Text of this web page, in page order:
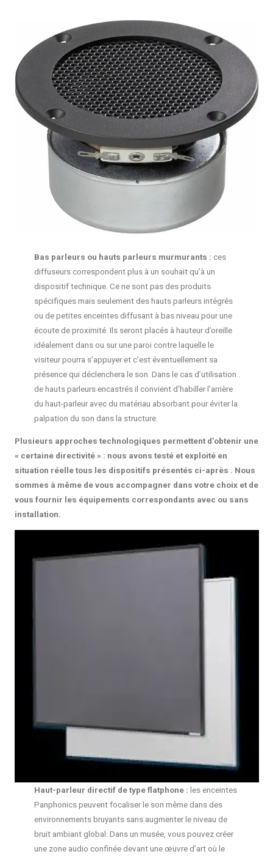
Bas parleurs ou hauts parleurs murmurants : ces
diffuseurs correspondent plus à un souhait qu’à un
dispositif technique. Ce ne sont pas des produits
spécifiques mais seulement des hauts parleurs intégrés
ou de petites enceintes diffusant à bas niveau pour une
écoute de proximité. Ils seront placés à hauteur d’oreille
idéalement dans ou sur une paroi contre laquelle le
visiteur pourra s’appuyer et c’est éventuellement sa
présence qui déclenchera le son. Dans le cas d’utilisation
de hauts parleurs encastrés il convient d’habiller l’arrière
du haut-parleur avec du matériau absorbant pour éviter la
palpation du son dans la structure.
Plusieurs approches technologiques permettent d’obtenir une
« certaine directivité » : nous avons testé et exploité en
situation réelle tous les dispositifs présentés ci-après . Nous
sommes à même de vous accompagner dans votre choix et de
vous fournir les équipements correspondants avec ou sans
installation.
Haut-parleur directif de type flatphone : les enceintes
Panphonics peuvent focaliser le son même dans des
environnements bruyants sans augmenter le niveau de
bruit ambiant global. Dans un musée, vous pouvez créer
une zone audio confinée devant une œuvre d’art où le